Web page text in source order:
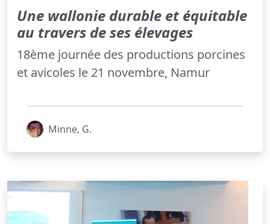
Une wallonie durable et équitable
au travers de ses élevages
18ème journée des productions porcines
et avicoles le 21 novembre, Namur
Minne, G.